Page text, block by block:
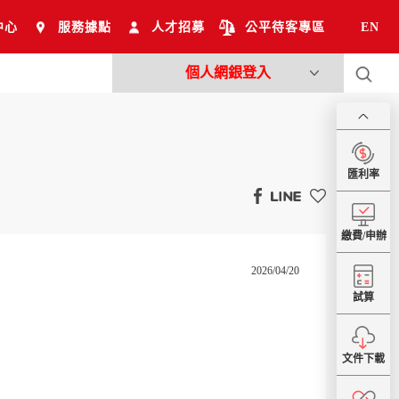
個人網銀登入
匯利率
繳費/申辦
試算
文件下載
心 服務據點 人才招募 公平待客專區 EN
2026/04/20